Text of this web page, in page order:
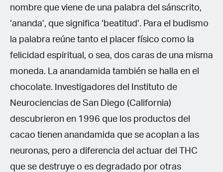
nombre que viene de una palabra del sánscrito,
‘ananda’, que significa ‘beatitud’. Para el budismo
la palabra reúne tanto el placer físico como la
felicidad espiritual, o sea, dos caras de una misma
moneda. La anandamida también se halla en el
chocolate. Investigadores del Instituto de
Neurociencias de San Diego (California)
descubrieron en 1996 que los productos del
cacao tienen anandamida que se acoplan a las
neuronas, pero a diferencia del actuar del THC
que se destruye o es degradado por otras